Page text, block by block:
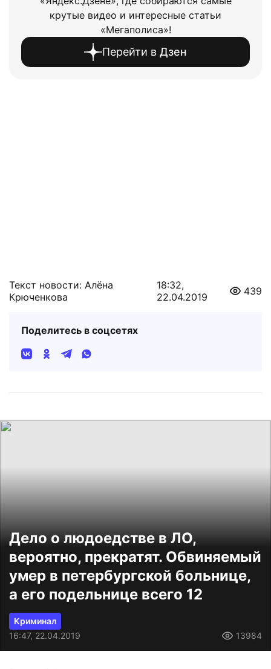
крутые видео и интересные статьи
«Мегаполиса»!
Перейти в Дзен
Текст новости: Алёна
Крюченкова
18:32,
22.04.2019
439
Поделитесь в соцсетях
Дело о людоедстве в ЛО,
вероятно, прекратят. Обвиняемый
умер в петербургской больнице,
а его подельнице всего 12
Криминал
16:47, 22.04.2019
13984